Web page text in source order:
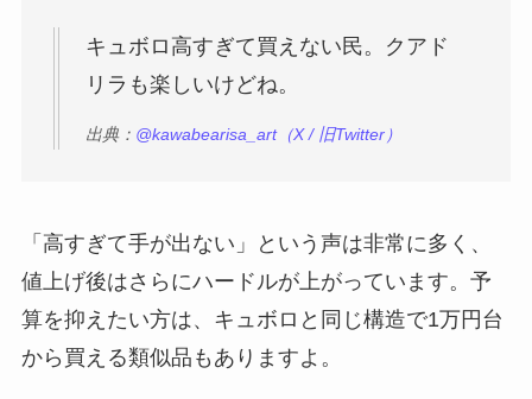
キュボロ高すぎて買えない民。クアド
リラも楽しいけどね。
出典： @kawabearisa_art（X / 旧Twitter）
「高すぎて手が出ない」という声は非常に多く、
値上げ後はさらにハードルが上がっています。予
算を抑えたい方は、キュボロと同じ構造で1万円台
から買える類似品もありますよ。